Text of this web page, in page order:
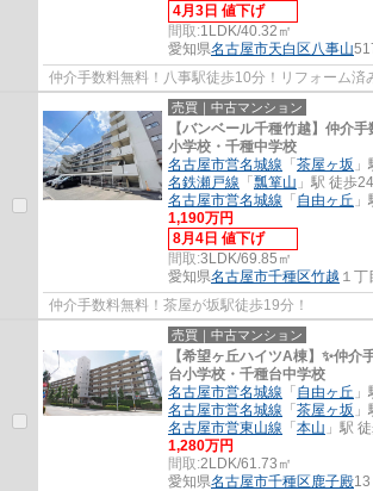
4月3日 値下げ
間取:1LDK/40.32㎡
愛知県名古屋市天白区八事山
仲介手数料無料！八事駅徒歩10分！リフォーム済
売買｜中古マンション
【バンベール千種竹越】仲介
小学校・千種中学校
名古屋市営名城線 「 茶屋ヶ坂
名鉄瀬戸線 「 瓢箪山 」駅 徒歩
名古屋市営名城線 「 自由ヶ丘
1,190万円
8月4日 値下げ
間取:3LDK/69.85㎡
愛知県名古屋市千種区竹越 １丁
仲介手数料無料！茶屋が坂駅徒歩19分！
売買｜中古マンション
【希望ヶ丘ハイツA棟】✨️仲介
台小学校・千種台中学校
名古屋市営名城線 「 自由ヶ丘
名古屋市営名城線 「 茶屋ヶ坂
名古屋市営東山線 「 本山 」駅
1,280万円
間取:2LDK/61.73㎡
愛知県名古屋市千種区鹿子殿13